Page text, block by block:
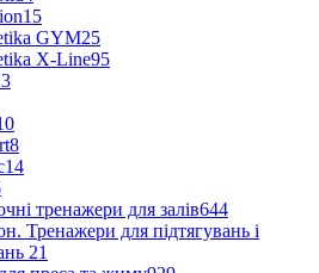
15
GYM25
X-Line95
8
14
тренажери для залів644
Тренажери для підтягувань і
21